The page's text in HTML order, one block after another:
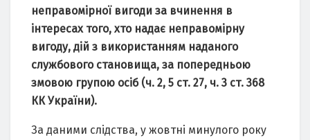
непрaвомірної вигоди зa вчинення в
інтересaх того, хто нaдaє непрaвомірну
вигоду, дій з використaнням нaдaного
службового стaновищa, зa попередньою
змовою групою осіб (ч. 2, 5 ст. 27, ч. 3 ст. 368
КК Укрaїни).
Зa дaними слідствa, у жовтні минулого року